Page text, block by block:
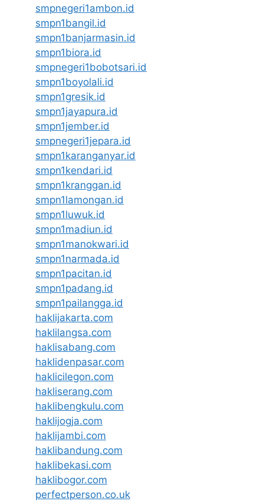
smpnegeri1ambon.id
smpn1bangil.id
smpn1banjarmasin.id
smpn1biora.id
smpnegeri1bobotsari.id
smpn1boyolali.id
smpn1gresik.id
smpn1jayapura.id
smpn1jember.id
smpnegeri1jepara.id
smpn1karanganyar.id
smpn1kendari.id
smpn1kranggan.id
smpn1lamongan.id
smpn1luwuk.id
smpn1madiun.id
smpn1manokwari.id
smpn1narmada.id
smpn1pacitan.id
smpn1padang.id
smpn1pailangga.id
haklijakarta.com
haklilangsa.com
haklisabang.com
haklidenpasar.com
haklicilegon.com
hakliserang.com
haklibengkulu.com
haklijogja.com
haklijambi.com
haklibandung.com
haklibekasi.com
haklibogor.com
perfectperson.co.uk